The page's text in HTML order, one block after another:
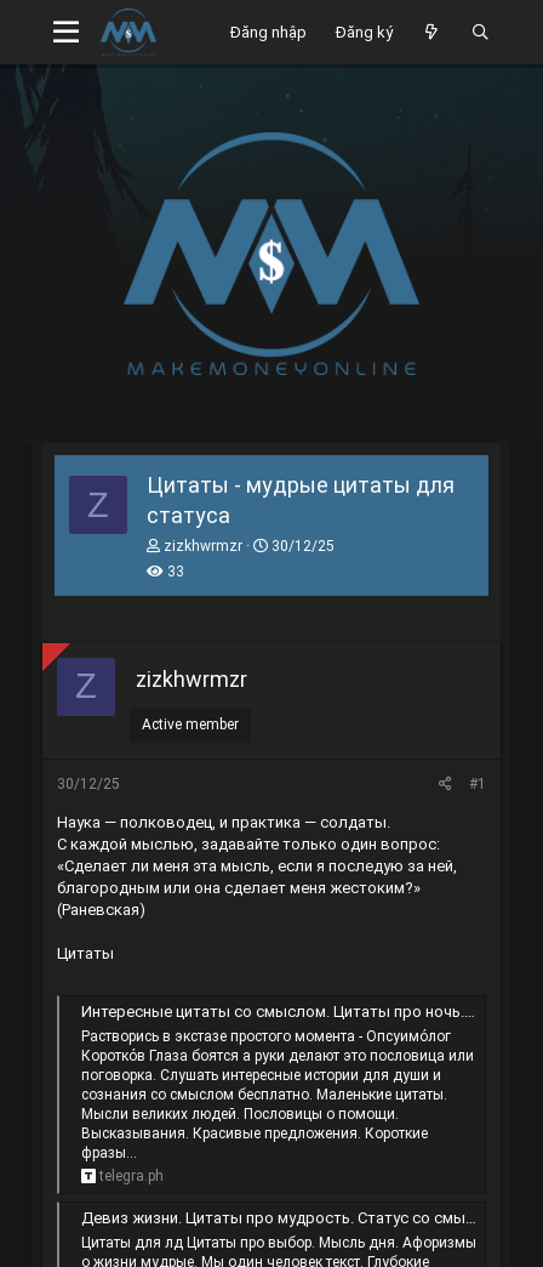
Đăng nhập Đăng ký
Цитаты - мудрые цитаты для
статуса
Z
T
h
t
r
zizkhwrmzr
N
30/12/25
33
Z zizkhwrmzr
Active member
30/12/25 #1
Наука — полководец, и практика — солдаты.
С каждой мыслью, задавайте только один вопрос:
«Сделает ли меня эта мысль, если я последую за ней,
благородным или она сделает меня жестоким?»
(Раневская)
Цитаты
Интересные цитаты со смыслом. Цитаты про ночь. Про жизнь цитаты со смыслом. Цитаты о море.
Растворись в экстазе простого момента - Опсуимо́лог
Коротко́в Глаза боятся а руки делают это пословица или
поговорка. Слушать интересные истории для души и
сознания со смыслом бесплатно. Маленькие цитаты.
Мысли великих людей. Пословицы о помощи.
Высказывания. Красивые предложения. Короткие
фразы...
telegra.ph
Девиз жизни. Цитаты про мудрость. Статус со смыслом короткие. Цитаты про дисциплину.
Цитаты для лд Цитаты про выбор. Мысль дня. Афоризмы
о жизни мудрые. Мы один человек текст. Глубокие